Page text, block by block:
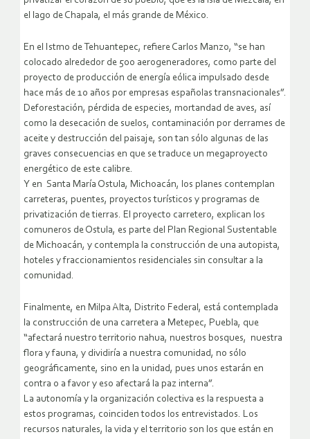
el lago de Chapala, el más grande de México.
En el Istmo de Tehuantepec, refiere Carlos Manzo, “se han
colocado alrededor de 500 aerogeneradores, como parte del
proyecto de producción de energía eólica impulsado desde
hace más de 10 años por empresas españolas transnacionales”.
Deforestación, pérdida de especies, mortandad de aves, así
como la desecación de suelos, contaminación por derrames de
aceite y destrucción del paisaje, son tan sólo algunas de las
graves consecuencias en que se traduce un megaproyecto
energético de este calibre.
Y en Santa María Ostula, Michoacán, los planes contemplan
carreteras, puentes, proyectos turísticos y programas de
privatización de tierras. El proyecto carretero, explican los
comuneros de Ostula, es parte del Plan Regional Sustentable
de Michoacán, y contempla la construcción de una autopista,
hoteles y fraccionamientos residenciales sin consultar a la
comunidad.
Finalmente, en Milpa Alta, Distrito Federal, está contemplada
la construcción de una carretera a Metepec, Puebla, que
“afectará nuestro territorio nahua, nuestros bosques, nuestra
flora y fauna, y dividiría a nuestra comunidad, no sólo
geográficamente, sino en la unidad, pues unos estarán en
contra o a favor y eso afectará la paz interna”.
La autonomía y la organización colectiva es la respuesta a
estos programas, coinciden todos los entrevistados. Los
recursos naturales, la vida y el territorio son los que están en